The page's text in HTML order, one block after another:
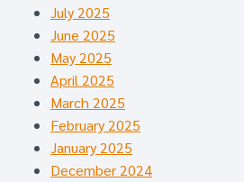
July 2025
June 2025
May 2025
April 2025
March 2025
February 2025
January 2025
December 2024